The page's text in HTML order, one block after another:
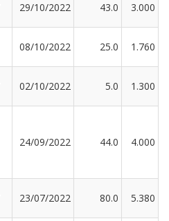
29/10/2022 43.0 3.000
08/10/2022 25.0 1.760
02/10/2022 5.0 1.300
24/09/2022 44.0 4.000
23/07/2022 80.0 5.380